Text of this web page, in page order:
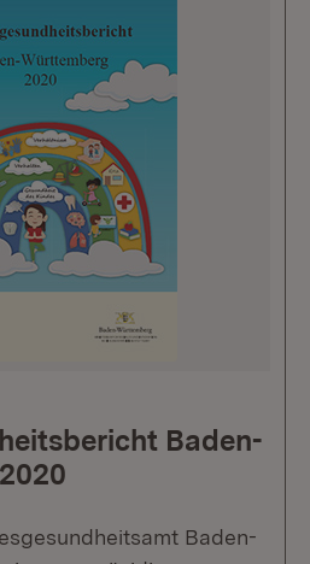
Baden-
Baden-